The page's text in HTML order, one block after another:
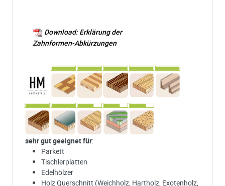
Download: Erklärung der
Zahnformen-Abkürzungen
sehr gut geeignet für:
Parkett
Tischlerplatten
Edelhölzer
Holz Querschnitt (Weichholz, Hartholz, Exotenholz,